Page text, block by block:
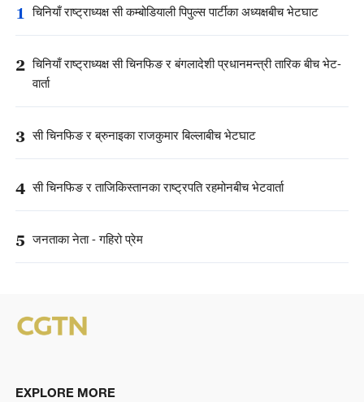
1 चिनियाँ राष्ट्राध्यक्ष सी कम्बोडियाली पिपुल्स पार्टीका अध्यक्षबीच भेटघाट
2 चिनियाँ राष्ट्राध्यक्ष सी चिनफिङ र बंगलादेशी प्रधानमन्त्री तारिक बीच भेट-
वार्ता
3 सी चिनफिङ र ब्रुनाइका राजकुमार बिल्लाबीच भेटघाट
4 सी चिनफिङ र ताजिकिस्तानका राष्ट्रपति रहमोनबीच भेटवार्ता
5 जनताका नेता - गहिरो प्रेम
EXPLORE MORE